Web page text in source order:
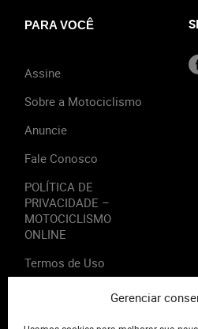
Gerenciar
PARA VOCÊ
Assine
Sobre a Motociclismo
Anuncie
Fale Conosco
POLÍTICA DE
PRIVACIDADE –
MOTOCICLISMO
ONLINE
Termos de Uso